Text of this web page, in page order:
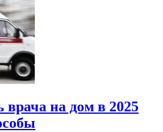
врача на дом в 2025